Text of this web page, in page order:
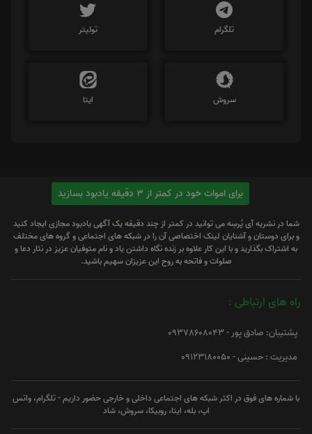
تلگرام توئیتر
سروش ایتا
برای اموات خود در کمتر از 3 دقیقه یادبود بسازید
شما در نشریه آی پُرسِه می توانید در کمتر از چند دقیقه یک آگهی یادبود مجازی ایجاد کنید
و برای دوستان و آشنایان لینک اختصاصی آن را در شبکه های اجتماعی و گروه های مختلف
به اشتراک بگذارید و با این کار علاوه بر زنده نگاه داشتن یاد و نام متوفیان عزیز در نثار دعا و
صلوات و فاتحه به روح این عزیزان سهیم باشید.
راه های ارتباطی :
پشتیبان: صادق پور - 09378608043
مدیریت : حسینی - 09123180050
با شماره های فوق در اکثر شبکه های اجتماعی داخلی و خارجی حضور داریم - تلگرام، واتس
اپ، بله، ایتا، روبیکا، سروش، شاد